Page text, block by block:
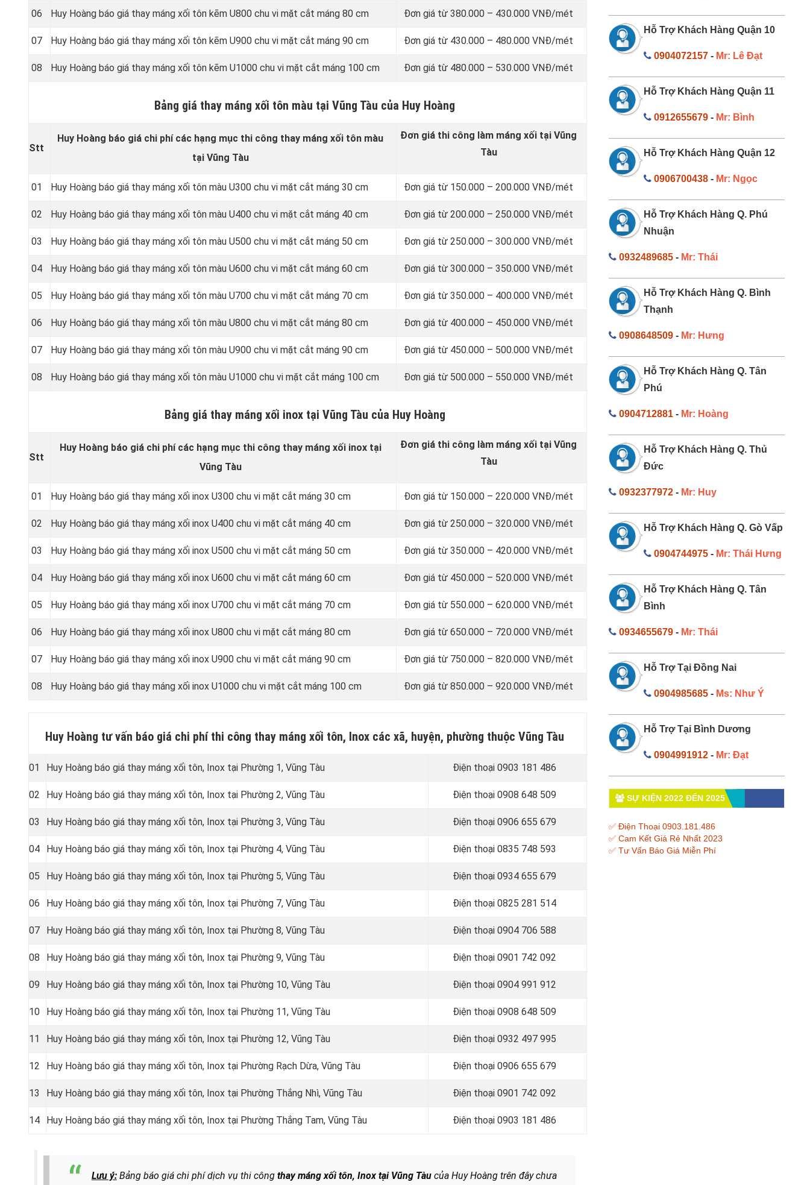
06 Huy Hoàng báo giá thay máng xối tôn kẽm U800 chu vi mặt cắt máng 80 cm Đơn giá từ 380.000 – 430.000 VNĐ/mét
07 Huy Hoàng báo giá thay máng xối tôn kẽm U900 chu vi mặt cắt máng 90 cm Đơn giá từ 430.000 – 480.000 VNĐ/mét
08 Huy Hoàng báo giá thay máng xối tôn kẽm U1000 chu vi mặt cắt máng 100 cm Đơn giá từ 480.000 – 530.000 VNĐ/mét
Bảng giá thay máng xối tôn màu tại Vũng Tàu của Huy Hoàng
Stt
Huy Hoàng báo giá chi phí các hạng mục thi công thay máng xối tôn màu
tại Vũng Tàu
Đơn giá thi công làm máng xối tại Vũng
Tàu
01 Huy Hoàng báo giá thay máng xối tôn màu U300 chu vi mặt cắt máng 30 cm Đơn giá từ 150.000 – 200.000 VNĐ/mét
02 Huy Hoàng báo giá thay máng xối tôn màu U400 chu vi mặt cắt máng 40 cm Đơn giá từ 200.000 – 250.000 VNĐ/mét
03 Huy Hoàng báo giá thay máng xối tôn màu U500 chu vi mặt cắt máng 50 cm Đơn giá từ 250.000 – 300.000 VNĐ/mét
04 Huy Hoàng báo giá thay máng xối tôn màu U600 chu vi mặt cắt máng 60 cm Đơn giá từ 300.000 – 350.000 VNĐ/mét
05 Huy Hoàng báo giá thay máng xối tôn màu U700 chu vi mặt cắt máng 70 cm Đơn giá từ 350.000 – 400.000 VNĐ/mét
06 Huy Hoàng báo giá thay máng xối tôn màu U800 chu vi mặt cắt máng 80 cm Đơn giá từ 400.000 – 450.000 VNĐ/mét
07 Huy Hoàng báo giá thay máng xối tôn màu U900 chu vi mặt cắt máng 90 cm Đơn giá từ 450.000 – 500.000 VNĐ/mét
08 Huy Hoàng báo giá thay máng xối tôn màu U1000 chu vi mặt cắt máng 100 cm Đơn giá từ 500.000 – 550.000 VNĐ/mét
Bảng giá thay máng xối inox tại Vũng Tàu của Huy Hoàng
Stt
Huy Hoàng báo giá chi phí các hạng mục thi công thaymáng xối inoxtại
Vũng Tàu
Đơn giá thi công làm máng xối tại Vũng
Tàu
01 Huy Hoàng báo giá thay máng xối inox U300 chu vi mặt cắt máng 30 cm Đơn giá từ 150.000 – 220.000 VNĐ/mét
02 Huy Hoàng báo giá thay máng xối inox U400 chu vi mặt cắt máng 40 cm Đơn giá từ 250.000 – 320.000 VNĐ/mét
03 Huy Hoàng báo giá thay máng xối inox U500 chu vi mặt cắt máng 50 cm Đơn giá từ 350.000 – 420.000 VNĐ/mét
04 Huy Hoàng báo giá thay máng xối inox U600 chu vi mặt cắt máng 60 cm Đơn giá từ 450.000 – 520.000 VNĐ/mét
05 Huy Hoàng báo giá thay máng xối inox U700 chu vi mặt cắt máng 70 cm Đơn giá từ 550.000 – 620.000 VNĐ/mét
06 Huy Hoàng báo giá thay máng xối inox U800 chu vi mặt cắt máng 80 cm Đơn giá từ 650.000 – 720.000 VNĐ/mét
07 Huy Hoàng báo giá thay máng xối inox U900 chu vi mặt cắt máng 90 cm Đơn giá từ 750.000 – 820.000 VNĐ/mét
08 Huy Hoàng báo giá thay máng xối inox U1000 chu vi mặt cắt máng 100 cm Đơn giá từ 850.000 – 920.000 VNĐ/mét
Huy Hoàng tư vấn báo giá chi phí thi công thay máng xối tôn, Inox các xã, huyện, phường thuộc Vũng Tàu
01 Huy Hoàng báo giá thay máng xối tôn, Inox tại Phường 1, Vũng Tàu Điện thoại 0903 181 486
02 Huy Hoàng báo giá thay máng xối tôn, Inox tại Phường 2, Vũng Tàu Điện thoại 0908 648 509
03 Huy Hoàng báo giá thay máng xối tôn, Inox tại Phường 3, Vũng Tàu Điện thoại 0906 655 679
04 Huy Hoàng báo giá thay máng xối tôn, Inox tại Phường 4, Vũng Tàu Điện thoại 0835 748 593
05 Huy Hoàng báo giá thay máng xối tôn, Inox tại Phường 5, Vũng Tàu Điện thoại 0934 655 679
06 Huy Hoàng báo giá thay máng xối tôn, Inox tại Phường 7, Vũng Tàu Điện thoại 0825 281 514
07 Huy Hoàng báo giá thay máng xối tôn, Inox tại Phường 8, Vũng Tàu Điện thoại 0904 706 588
08 Huy Hoàng báo giá thay máng xối tôn, Inox tại Phường 9, Vũng Tàu Điện thoại 0901 742 092
09 Huy Hoàng báo giá thay máng xối tôn, Inox tại Phường 10, Vũng Tàu Điện thoại 0904 991 912
10 Huy Hoàng báo giá thay máng xối tôn, Inox tại Phường 11, Vũng Tàu Điện thoại 0908 648 509
11 Huy Hoàng báo giá thay máng xối tôn, Inox tại Phường 12, Vũng Tàu Điện thoại 0932 497 995
12 Huy Hoàng báo giá thay máng xối tôn, Inox tại Phường Rạch Dừa, Vũng Tàu Điện thoại 0906 655 679
13 Huy Hoàng báo giá thay máng xối tôn, Inox tại Phường Thắng Nhì, Vũng Tàu Điện thoại 0901 742 092
14 Huy Hoàng báo giá thay máng xối tôn, Inox tại Phường Thắng Tam, Vũng Tàu Điện thoại 0903 181 486
Lưu ý:Bảng báo giá chi phí dịch vụ thi công thay máng xối tôn, Inox tại Vũng Tàucủa Huy Hoàng trên đây chưa
Hỗ Trợ Khách Hàng Quận 10
0904072157 - Mr: Lê Đạt
Hỗ Trợ Khách Hàng Quận 11
0912655679 - Mr: Bình
Hỗ Trợ Khách Hàng Quận 12
0906700438 - Mr: Ngọc
Hỗ Trợ Khách Hàng Q. Phú
Nhuận
0932489685- Mr: Thái
Hỗ Trợ Khách Hàng Q. Bình
Thạnh
0908648509- Mr: Hưng
Hỗ Trợ Khách Hàng Q. Tân
Phú
0904712881- Mr: Hoàng
Hỗ Trợ Khách Hàng Q. Thủ
Đức
0932377972- Mr: Huy
Hỗ Trợ Khách Hàng Q. Gò Vấp
0904744975 - Mr: Thái Hưng
Hỗ Trợ Khách Hàng Q. Tân
Bình
0934655679- Mr: Thái
Hỗ Trợ Tại Đồng Nai
0904985685 - Ms: Như Ý
Hỗ Trợ Tại Bình Dương
0904991912 - Mr: Đạt
SỰ KIỆN 2022 ĐẾN 2025
✅ Điện Thoại 0903.181.486
✅ Cam Kết Giá Rẻ Nhất 2023
✅ Tư Vấn Báo Giá Miễn Phí